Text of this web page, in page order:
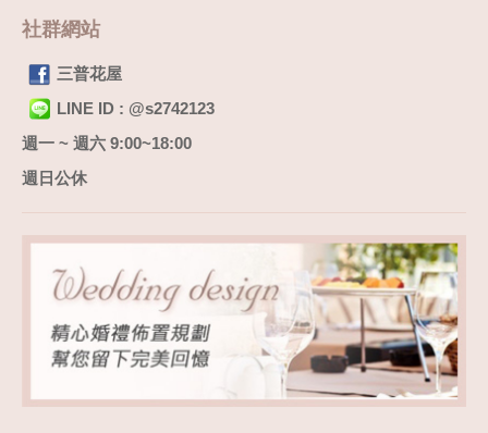
社群網站
三普花屋
LINE ID : @s2742123
週一 ~ 週六 9:00~18:00
週日公休